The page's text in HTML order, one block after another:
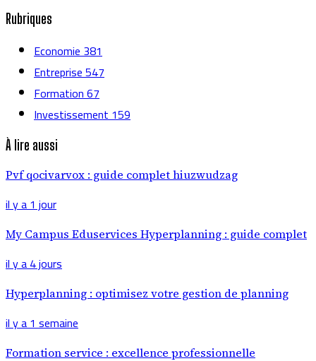
Rubriques
Economie381
Entreprise547
Formation67
Investissement159
À lire aussi
Pvf qocivarvox : guide complet hiuzwudzag
il y a 1 jour
My Campus Eduservices Hyperplanning : guide complet
il y a 4 jours
Hyperplanning : optimisez votre gestion de planning
il y a 1 semaine
Formation service : excellence professionnelle